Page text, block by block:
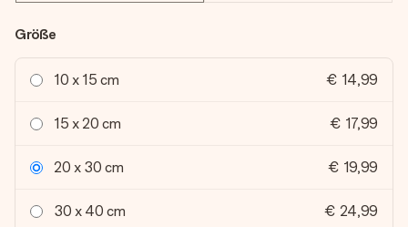
Größe
10 x 15 cm € 14,99
15 x 20 cm € 17,99
20 x 30 cm € 19,99
30 x 40 cm € 24,99